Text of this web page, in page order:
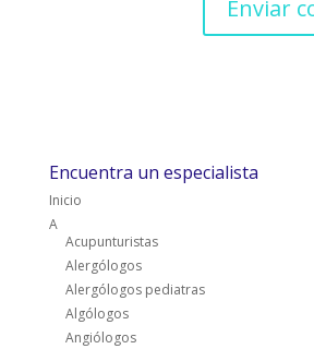
Encuentra un especialista
Inicio
A
Acupunturistas
Alergólogos
Alergólogos pediatras
Algólogos
Angiólogos